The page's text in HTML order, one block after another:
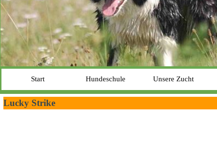
Start Hundeschule Unsere Zucht
Lucky Strike